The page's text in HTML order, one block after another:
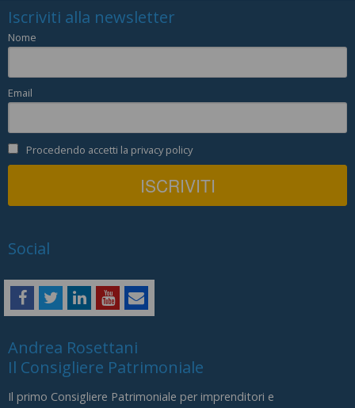
Iscriviti alla newsletter
Nome
Email
Procedendo accetti la privacy policy
Social
Andrea Rosettani
Il Consigliere Patrimoniale
Il primo Consigliere Patrimoniale per imprenditori e